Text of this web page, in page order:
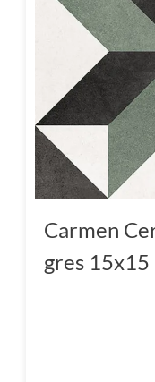
Carmen
gres 15x15